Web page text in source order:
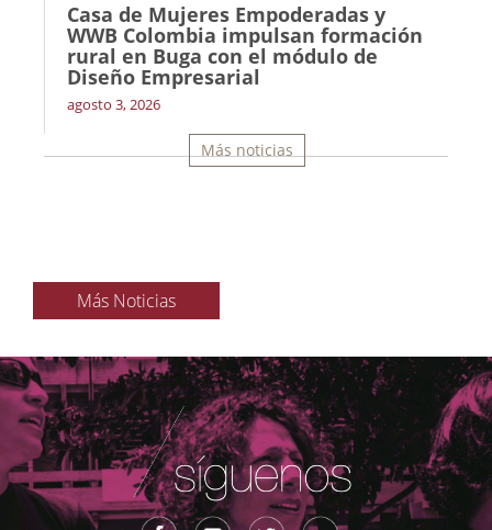
Casa de Mujeres Empoderadas y
WWB Colombia impulsan formación
rural en Buga con el módulo de
Diseño Empresarial
agosto 3, 2026
Más noticias
Más Noticias